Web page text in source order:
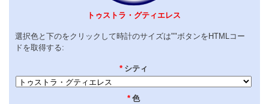
トゥストラ・グティエレス
選択色と下のをクリックして時計のサイズは""ボタンをHTMLコー
ドを取得する:
* シティ
* 色